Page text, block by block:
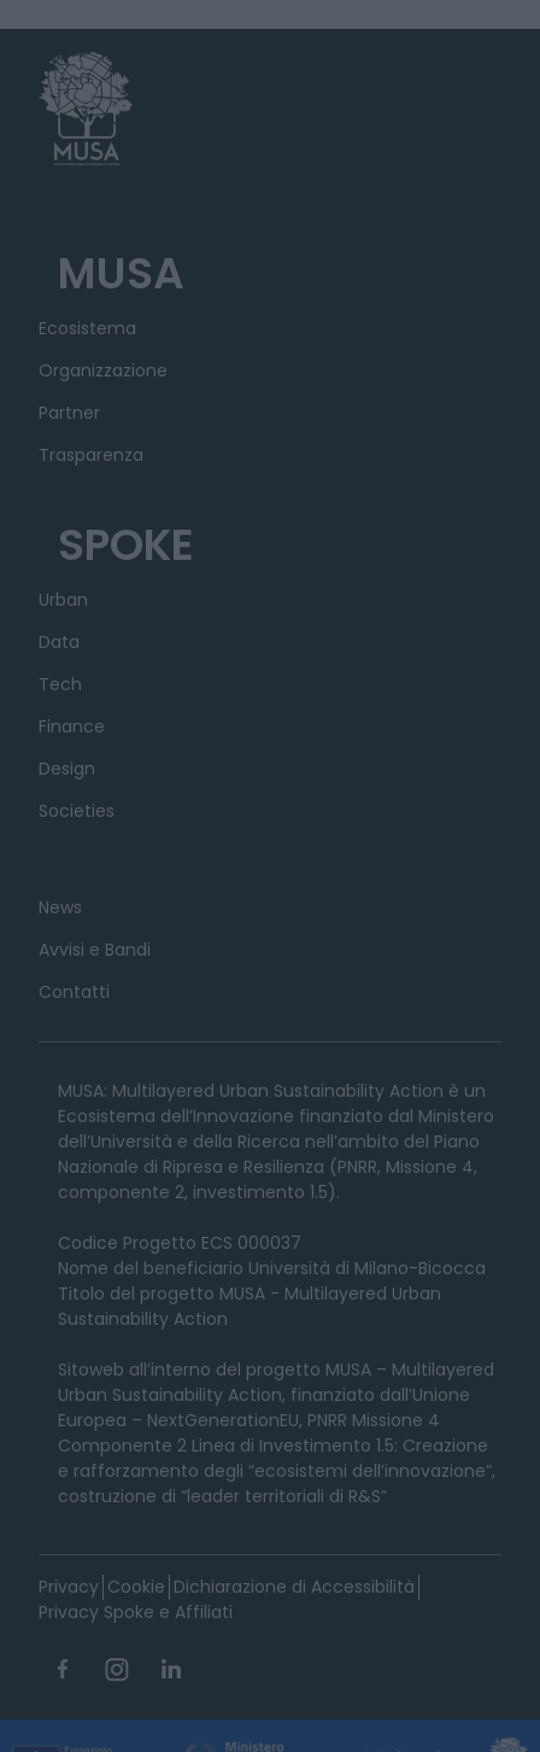
MUSA
Ecosistema
Organizzazione
Partner
Trasparenza
SPOKE
Urban
Data
Tech
Finance
Design
Societies
News
Avvisi e Bandi
Contatti
MUSA: Multilayered Urban Sustainability Action è un
Ecosistema dell’Innovazione finanziato dal Ministero
dell’Università e della Ricerca nell’ambito del Piano
Nazionale di Ripresa e Resilienza (PNRR, Missione 4,
componente 2, investimento 1.5).
Codice Progetto ECS 000037
Nome del beneficiario Università di Milano-Bicocca
Titolo del progetto MUSA - Multilayered Urban
Sustainability Action
Sitoweb all’interno del progetto MUSA – Multilayered
Urban Sustainability Action, finanziato dall’Unione
Europea – NextGenerationEU, PNRR Missione 4
Componente 2 Linea di Investimento 1.5: Creazione
e rafforzamento degli “ecosistemi dell’innovazione”,
costruzione di “leader territoriali di R&S”
Privacy Cookie Dichiarazione di Accessibilità
Privacy Spoke e Affiliati